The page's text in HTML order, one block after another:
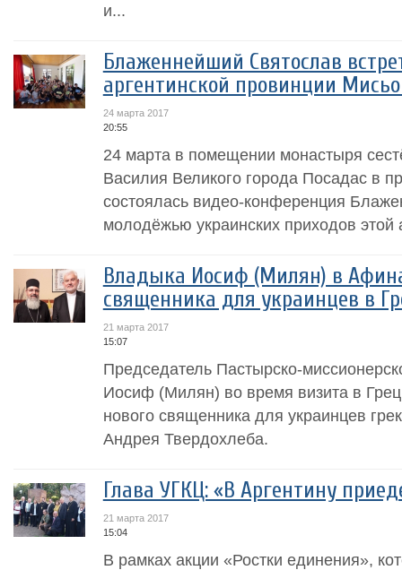
и...
Блаженнейший Святослав
аргентинской провинции
24 марта 2017
20:55
24 марта в помещении монастыря
Василия Великого города Посадас в
состоялась видео-конференция
молодёжью украинских приходов этой
Владыка Иосиф (Милян) в
священника для украинцев в
21 марта 2017
15:07
Председатель Пастырско-
Иосиф (Милян) во время визита в
нового священника для украинцев
Андрея Твердохлеба.
Глава УГКЦ: «В Аргентину
21 марта 2017
15:04
В рамках акции «Ростки единения»,